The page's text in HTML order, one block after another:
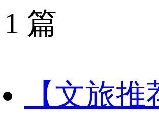
1 篇
【文旅